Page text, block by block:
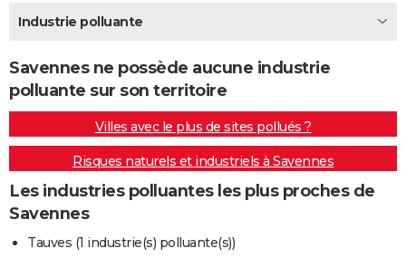
Destinations
City break
Voyage nature
Voyage de noces
Forum
Climat
+PHOTO
GUIDES D'ACHAT
BONS PLANS
CARTE DE VOEUX
Carte de Noël
Carte Bonne année
Carte Saint-Valentin
Carte Pâques
Carte d'anniversaire
DICTIONNAIRE
Dictionnaire
Biographies
Citations
Expressions
Proverbes
PROGRAMME TV
COPAINS D'AVANT
Industrie polluante
Savennes ne possède aucune industrie
polluante sur son territoire
Villes avec le plus de sites pollués ?
Risques naturels et industriels à Savennes
Les industries polluantes les plus proches de
Savennes
Tauves (1 industrie(s) polluante(s))